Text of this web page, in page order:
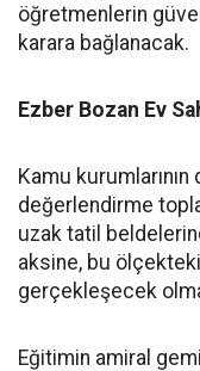
öğretmenlerin
karara bağlanacak.
​Ezber Bozan Ev
​Kamu kurumlarının
değerlendirme
uzak tatil
aksine, bu
gerçekleşecek
​Eğitimin amiral